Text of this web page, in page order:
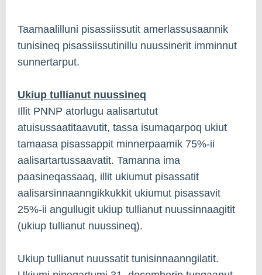
Taamaalilluni pisassiissutit amerlassusaannik
tunisineq pisassiissutinillu nuussinerit imminnut
sunnertarput.
Ukiup tullianut nuussineq
Illit PNNP atorlugu aalisartutut
atuisussaatitaavutit, tassa isumaqarpoq ukiut
tamaasa pisassappit minnerpaamik 75%-ii
aalisartartussaavatit. Tamanna ima
paasineqassaaq, illit ukiumut pisassatit
aalisarsinnaanngikkukkit ukiumut pisassavit
25%-ii angullugit ukiup tullianut nuussinnaagitit
(ukiup tullianut nuussineq).
Ukiup tullianut nuussatit tunisinnaanngilatit.